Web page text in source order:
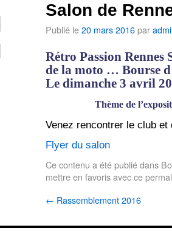
Salon de
Publié le20 mars 2016par
Rétro Passion Rennes
de la moto … Bourse
Le dimanche 3 avril
Thème de
Venez rencontrer le club
Flyer du salon
Ce contenu a été publié dans
mettre en favoris avecce
← Rassemblement 2016